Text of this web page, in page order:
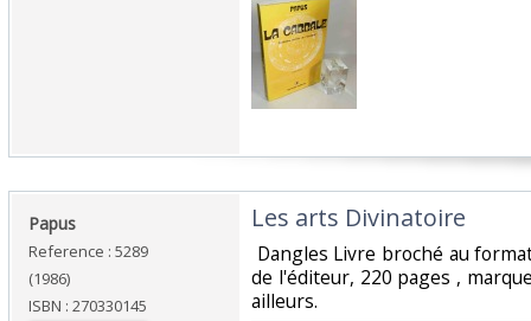
‎Papus‎
Reference : 5289
(1986)
ISBN : 270330145
‎Les arts Divinatoire‎
Dangles Livre broché au
de l'éditeur, 220 pages ,
ailleurs. ‎